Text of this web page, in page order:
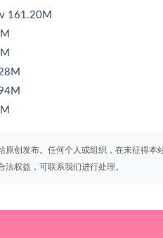
161.20M
原创发布。任何个人或组织，在未征得
权益，可联系我们进行处理。